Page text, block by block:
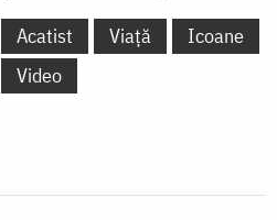
Acatist Viață
Icoane
Video